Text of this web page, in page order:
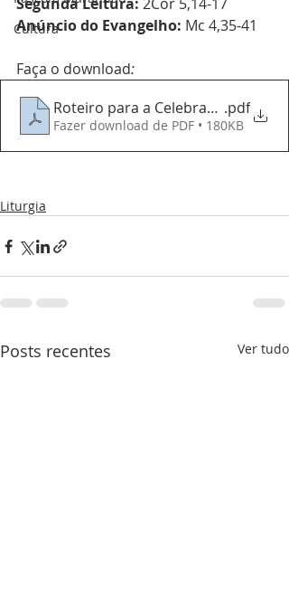
Cultura
Anúncio do Evangelho: Mc 4,35-41
Faça o download:
Roteiro para a Celebração da
.pdf
Fazer download de PDF • 180KB
Liturgia
Posts recentes Ver tudo